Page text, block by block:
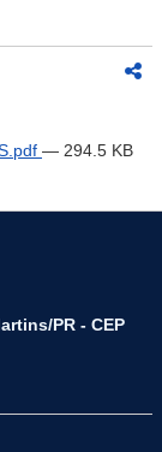
— 294.5 KB
PR - CEP